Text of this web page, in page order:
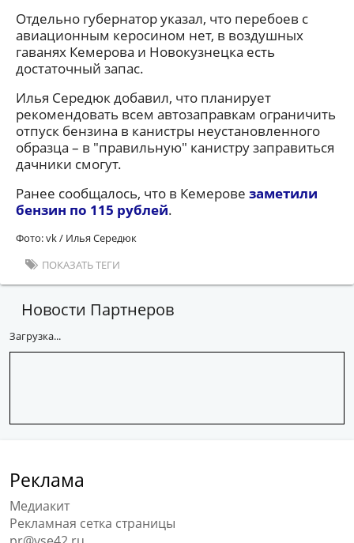
Отдельно губернатор указал, что перебоев с
авиационным керосином нет, в воздушных
гаванях Кемерова и Новокузнецка есть
достаточный запас.
Илья Середюк добавил, что планирует
рекомендовать всем автозаправкам ограничить
отпуск бензина в канистры неустановленного
образца – в "правильную" канистру заправиться
дачники смогут.
Ранее сообщалось, что в Кемерове заметили
бензин по 115 рублей.
Фото: vk / Илья Середюк
ПОКАЗАТЬ ТЕГИ
Новости Партнеров
Загрузка...
Реклама
Медиакит
Рекламная сетка страницы